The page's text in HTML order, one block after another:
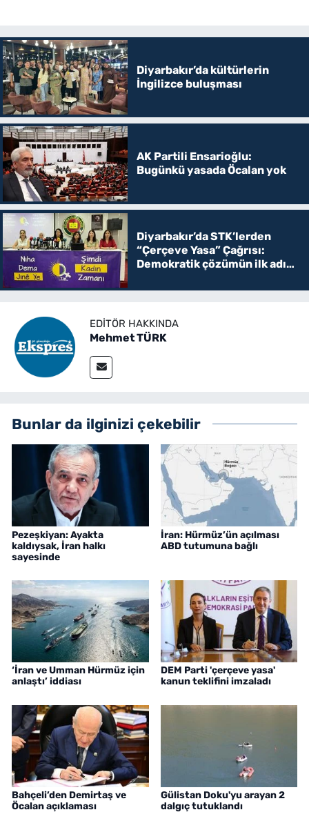
Diyarbakır’da kültürlerin
İngilizce buluşması
AK Partili Ensarioğlu:
Bugünkü yasada Öcalan yok
Diyarbakır’da STK’lerden
“Çerçeve Yasa” Çağrısı:
Demokratik çözümün ilk adımı
EDITÖR HAKKINDA
Mehmet TÜRK
Bunlar da ilginizi çekebilir
Pezeşkiyan: Ayakta
kaldıysak, İran halkı
sayesinde
İran: Hürmüz’ün açılması
ABD tutumuna bağlı
‘İran ve Umman Hürmüz için
anlaştı’ iddiası
DEM Parti 'çerçeve yasa'
kanun teklifini imzaladı
Bahçeli’den Demirtaş ve
Öcalan açıklaması
Gülistan Doku'yu arayan 2
dalgıç tutuklandı